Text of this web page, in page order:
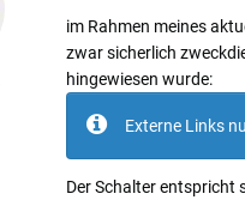
im Rahmen meines
zwar sicherlich
hingewiesen wurde:
Externe Links
Der Schalter entspricht